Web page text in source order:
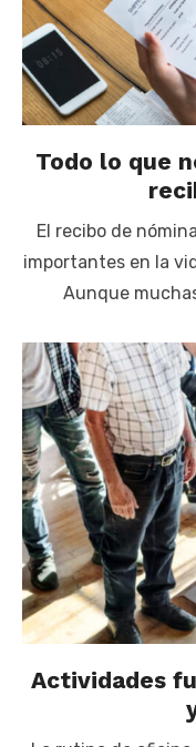
Todo lo que
El recibo de
importantes en la
Aunque
Actividades